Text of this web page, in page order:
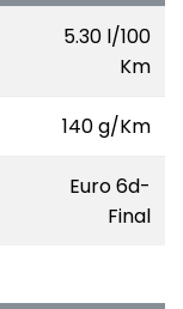
5.30 l/100
Km
140 g/Km
Euro 6d-
Final